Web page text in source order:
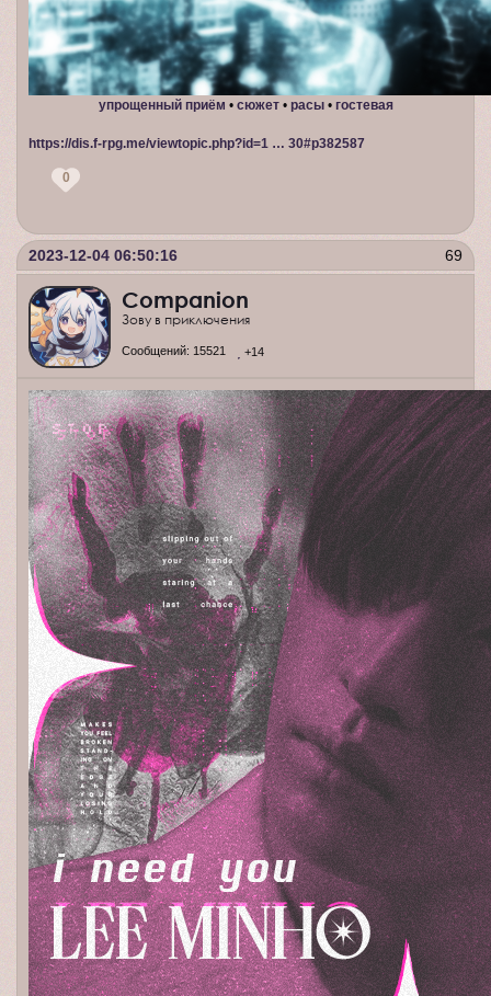
упрощенный приём • сюжет• расы• гостевая
https://dis.f-rpg.me/viewtopic.php?id=1 … 30#p382587
0
69
2023-12-04 06:50:16
Companion
Зову в приключения
Сообщений: 15521 +14